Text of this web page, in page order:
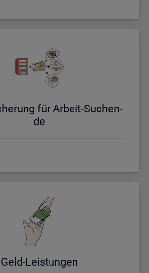
für Ar­beit-Su­chen­
de
Geld-Leis­tun­gen